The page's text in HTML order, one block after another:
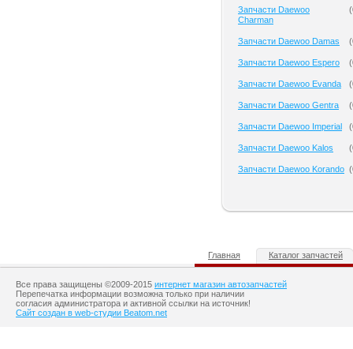
Запчасти Daewoo
Charman
(
Запчасти Daewoo Damas (
Запчасти Daewoo Espero (
Запчасти Daewoo Evanda (
Запчасти Daewoo Gentra (
Запчасти Daewoo Imperial (
Запчасти Daewoo Kalos (
Запчасти Daewoo Korando (
Главная Каталог запчастей
Все права защищены ©2009-2015 интернет магазин автозапчастей
Перепечатка информации возможна только при наличии
согласия администратора и активной ссылки на источник!
Сайт создан в web-студии Beatom.net